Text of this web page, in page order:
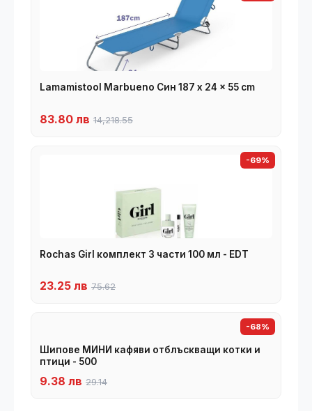
Lamamistool Marbueno Син 187 x 24 x 55 cm
83.80 лв 14,218.55
-69%
Rochas Girl комплект 3 части 100 мл - EDT
23.25 лв 75.62
-68%
Шипове МИНИ кафяви отблъскващи котки и
птици - 500
9.38 лв 29.14